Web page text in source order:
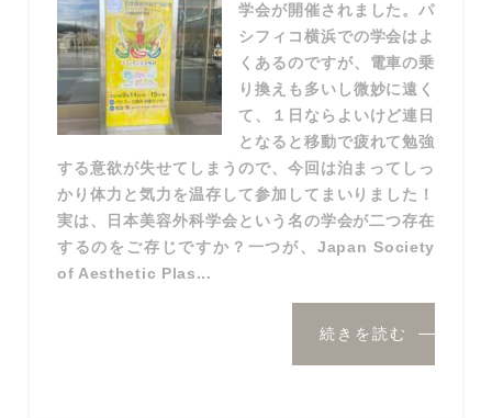
学会が開催されました。パ
シフィコ横浜での学会はよ
くあるのですが、電車の乗
り換えも多いし微妙に遠く
て、１日ならよいけど連日
となると移動で疲れて勉強
する意欲が失せてしまうので、今回は泊まってしっ
かり体力と気力を温存して参加してまいりました！
実は、日本美容外科学会という名の学会が二つ存在
するのをご存じですか？一つが、Japan Society
of Aesthetic Plas...
続きを読む